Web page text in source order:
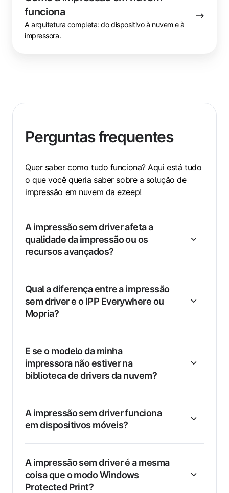
funciona
A arquitetura completa: do dispositivo à nuvem e à
impressora.
Perguntas frequentes
Quer saber como tudo funciona? Aqui está tudo
o que você queria saber sobre a solução de
impressão em nuvem da ezeep!
A impressão sem driver afeta a
qualidade da impressão ou os
recursos avançados?
Qual a diferença entre a impressão
sem driver e o IPP Everywhere ou
Mopria?
E se o modelo da minha
impressora não estiver na
biblioteca de drivers da nuvem?
A impressão sem driver funciona
em dispositivos móveis?
A impressão sem driver é a mesma
coisa que o modo Windows
Protected Print?